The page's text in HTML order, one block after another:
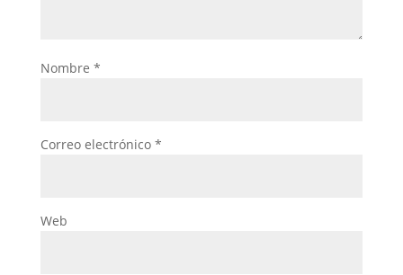
Nombre *
Correo electrónico *
Web